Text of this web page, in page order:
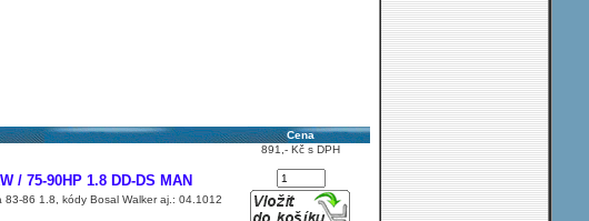
Cena
/ 75-90HP 1.8 DD-DS MAN
86 1.8, kódy Bosal Walker aj.: 04.1012
891,- Kč s DPH